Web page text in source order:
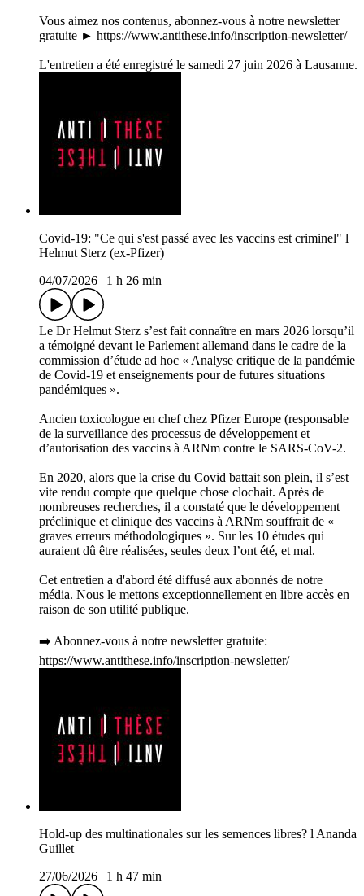
Vous aimez nos contenus, abonnez-vous à notre newsletter
gratuite ► https://www.antithese.info/inscription-newsletter/
L'entretien a été enregistré le samedi 27 juin 2026 à Lausanne.
Covid-19: "Ce qui s'est passé avec les vaccins est criminel" l
Helmut Sterz (ex-Pfizer)
04/07/2026
1 h 26 min
Le Dr Helmut Sterz s’est fait connaître en mars 2026 lorsqu’il
a témoigné devant le Parlement allemand dans le cadre de la
commission d’étude ad hoc « Analyse critique de la pandémie
de Covid-19 et enseignements pour de futures situations
pandémiques ».
Ancien toxicologue en chef chez Pfizer Europe (responsable
de la surveillance des processus de développement et
d’autorisation des vaccins à ARNm contre le SARS-CoV-2.
En 2020, alors que la crise du Covid battait son plein, il s’est
vite rendu compte que quelque chose clochait. Après de
nombreuses recherches, il a constaté que le développement
préclinique et clinique des vaccins à ARNm souffrait de «
graves erreurs méthodologiques ». Sur les 10 études qui
auraient dû être réalisées, seules deux l’ont été, et mal.
Cet entretien a d'abord été diffusé aux abonnés de notre
média. Nous le mettons exceptionnellement en libre accès en
raison de son utilité publique.
➡️ Abonnez-vous à notre newsletter gratuite:
https://www.antithese.info/inscription-newsletter/
Hold-up des multinationales sur les semences libres? l Ananda
Guillet
27/06/2026
1 h 47 min